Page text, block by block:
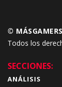
©
Todos los
SECCIONES:
ANÁLISIS